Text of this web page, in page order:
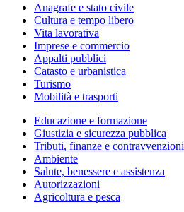
Anagrafe e stato civile
Cultura e tempo libero
Vita lavorativa
Imprese e commercio
Appalti pubblici
Catasto e urbanistica
Turismo
Mobilità e trasporti
Educazione e formazione
Giustizia e sicurezza pubblica
Tributi, finanze e contravvenzioni
Ambiente
Salute, benessere e assistenza
Autorizzazioni
Agricoltura e pesca